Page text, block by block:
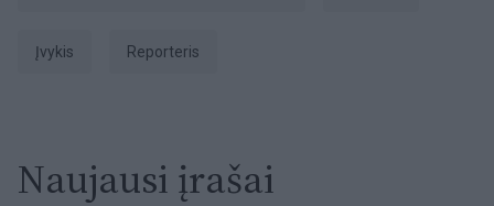
įvykis Reporteris
Naujausi įrašai